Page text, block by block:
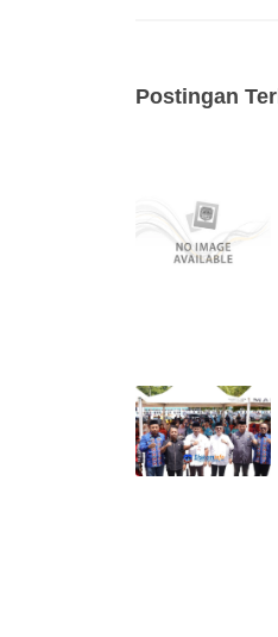
Postingan